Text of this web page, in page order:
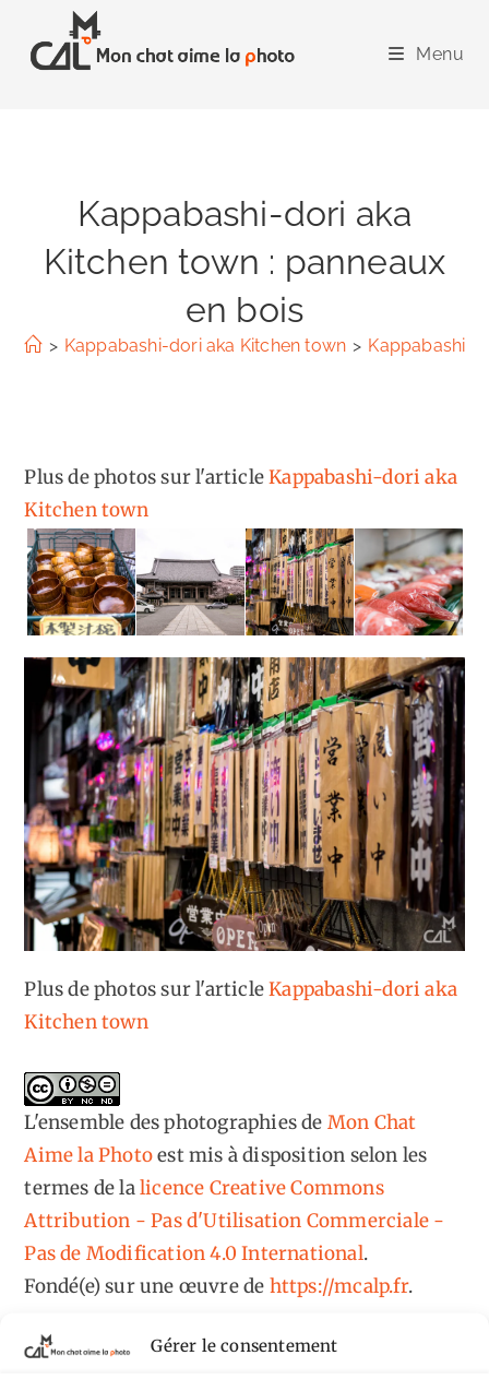
Gérer le consentement
content
Menu
Kappabashi-dori aka
Kitchen town : panneaux
en bois
> Kappabashi-dori aka Kitchen town > Kappabashi-
Plus de photos sur l'articleKappabashi-dori aka
Kitchen town
Plus de photos sur l'articleKappabashi-dori aka
Kitchen town
L'ensemble des photographiesde Mon Chat
Aime la Photoest mis à disposition selon les
termes de lalicence Creative Commons
Attribution - Pas d'Utilisation Commerciale -
Pas de Modification 4.0 International.
Fondé(e) sur une œuvre de https://mcalp.fr.